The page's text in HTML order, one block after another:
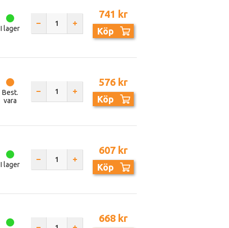
I lager
741 kr
Köp
Best.
vara
576 kr
Köp
I lager
607 kr
Köp
668 kr